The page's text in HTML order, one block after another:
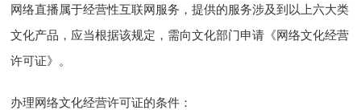
网络直播属于经营性互联网服务，提供的服务涉及到以上六大类
文化产品，应当根据该规定，需向文化部门申请《网络文化经营
许可证》。
办理网络文化经营许可证的条件：